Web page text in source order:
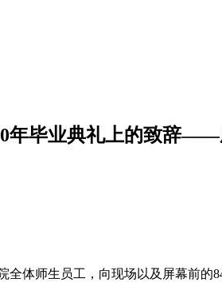
年毕业典礼上的致辞
体师生员工，向现场以及屏幕前